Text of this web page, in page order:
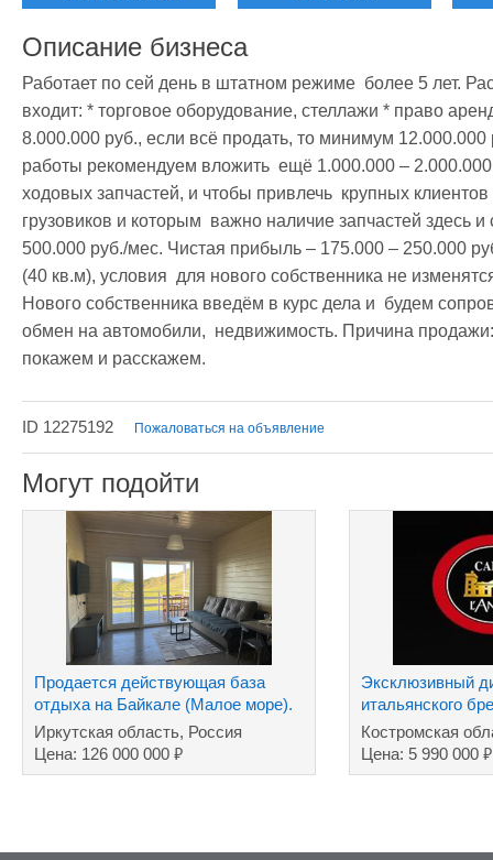
Описание бизнеса
Работает по сей день в штатном режиме  более 5 лет.
входит: * торговое оборудование, стеллажи * право
8.000.000 руб., если всё продать, то минимум
работы рекомендуем вложить  ещё 1.000.000 –
ходовых запчастей, и чтобы привлечь  крупных
грузовиков и которым  важно наличие запчастей здесь
500.000 руб./мес. Чистая прибыль – 175.000 – 250.000
(40 кв.м), условия  для нового собственника не
Нового собственника введём в курс дела и  будем
обмен на автомобили,  недвижимость. Причина
покажем и расскажем.
ID 12275192 Пожаловаться на объявление
Могут подойти
Продается действующая база
отдыха на Байкале (Малое море).
Иркутская область, Россия
Цена: 126 000 000 ₽
Эксклюзивный
итальянского
в России
Костромская
Цена: 5 990 000₽